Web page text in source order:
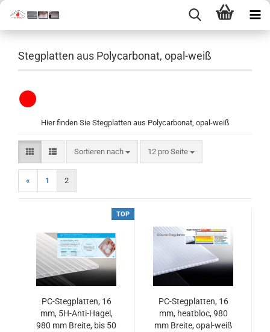
Stegplatten aus Polycarbonat, opal-weiß
Hier finden Sie Stegplatten aus Polycarbonat, opal-weiß
Sortieren nach
Sortieren nach 12 pro Seite
pro Seite
« 1 2
TOP
PC-Stegplatten, 16
mm, 5H-Anti-Hagel,
980 mm Breite, bis 50
PC-Stegplatten, 16
mm, heatbloc, 980
mm Breite, opal-weiß